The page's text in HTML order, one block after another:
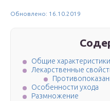
Обновлено: 16.10.2019
Общие характеристики
Лекарственные
Особенности ухода
Размножение